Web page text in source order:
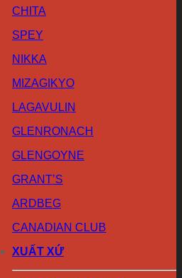
CHITA
SPEY
NIKKA
MIZAGIKYO
LAGAVULIN
GLENRONACH
GLENGOYNE
GRANT’S
ARDBEG
CANADIAN CLUB
XUẤT XỨ